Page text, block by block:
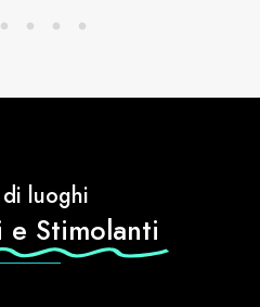
di luoghi
e Stimolanti